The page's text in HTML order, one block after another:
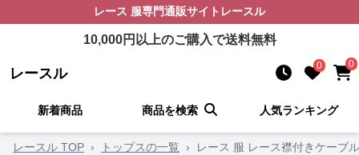
レース 服専門通販サイト レースル
10,000円以上のご購入で送料無料
レースル 0 0
新着商品 商品を検索 人気ランキング
レースル TOP › トップスの一覧 › レース 服 レース襟付きケーブ